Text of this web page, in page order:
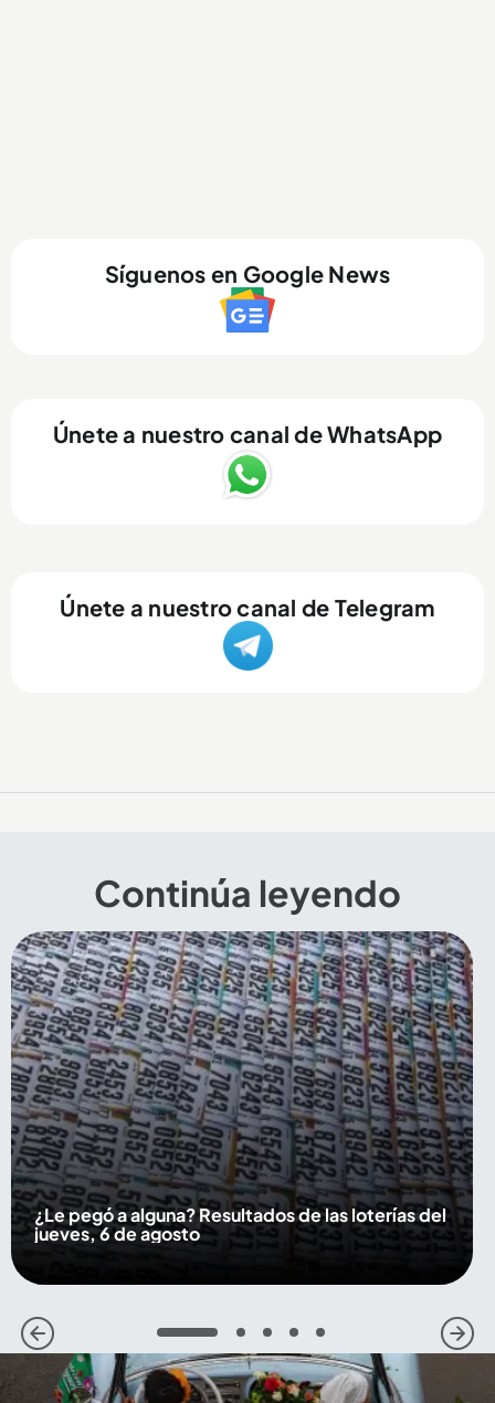
Síguenos en Google News
Únete a nuestro canal de WhatsApp
Únete a nuestro canal de Telegram
Continúa leyendo
¿Le pegó a alguna? Resultados de las loterías del
jueves, 6 de agosto
1 2 3 4 5